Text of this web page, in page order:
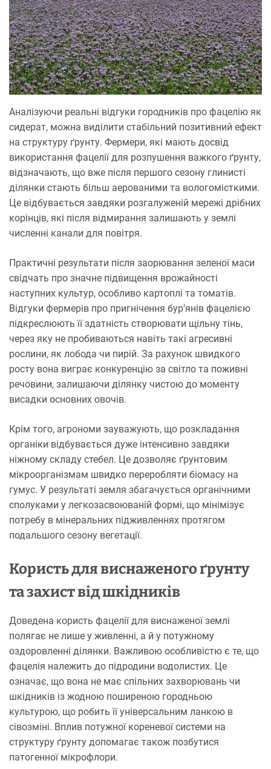
Аналізуючи реальні відгуки городників про фацелію як
сидерат, можна виділити стабільний позитивний ефект
на структуру ґрунту. Фермери, які мають досвід
використання фацелії для розпушення важкого ґрунту,
відзначають, що вже після першого сезону глинисті
ділянки стають більш аерованими та вологомісткими.
Це відбувається завдяки розгалуженій мережі дрібних
корінців, які після відмирання залишають у землі
численні канали для повітря.
Практичні результати після заорювання зеленої маси
свідчать про значне підвищення врожайності
наступних культур, особливо картоплі та томатів.
Відгуки фермерів про пригнічення бур’янів фацелією
підкреслюють її здатність створювати щільну тінь,
через яку не пробиваються навіть такі агресивні
рослини, як лобода чи пирій. За рахунок швидкого
росту вона виграє конкуренцію за світло та поживні
речовини, залишаючи ділянку чистою до моменту
висадки основних овочів.
Крім того, агрономи зауважують, що розкладання
органіки відбувається дуже інтенсивно завдяки
ніжному складу стебел. Це дозволяє ґрунтовим
мікроорганізмам швидко переробляти біомасу на
гумус. У результаті земля збагачується органічними
сполуками у легкозасвоюваній формі, що мінімізує
потребу в мінеральних підживленнях протягом
подальшого сезону вегетації.
Користь для виснаженого ґрунту
та захист від шкідників
Доведена користь фацелії для виснаженої землі
полягає не лише у живленні, а й у потужному
оздоровленні ділянки. Важливою особливістю є те, що
фацелія належить до підродини водолистих. Це
означає, що вона не має спільних захворювань чи
шкідників із жодною поширеною городньою
культурою, що робить її універсальним ланкою в
сівозміні. Вплив потужної кореневої системи на
структуру ґрунту допомагає також позбутися
патогенної мікрофлори.